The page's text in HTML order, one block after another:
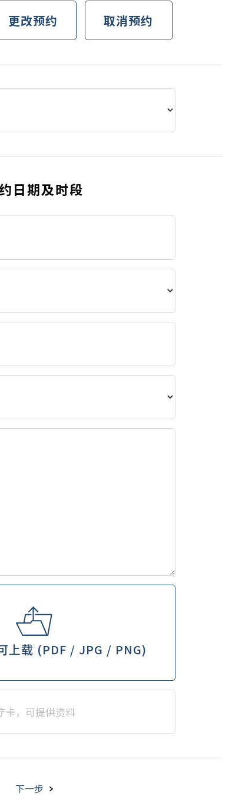
更改预约 取消预约
日期及时段
上载 (PDF / JPG / PNG)
卡，可提供资料
下一步